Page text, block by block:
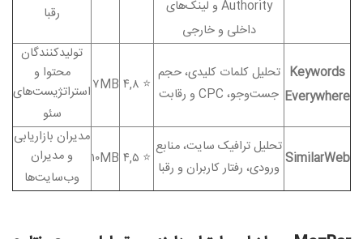
Authority و لینک‌های
داخلی و خارجی
رقبا
Keywords
Everywhere
تحلیل کلمات کلیدی، حجم
جست‌وجو، CPC و رقابت ⭐ ۷MB
تولیدکنندگان
محتوا و
استراتژیست‌های
سئو
SimilarWeb
تحلیل ترافیک سایت، منابع
ورودی، رفتار کاربران و رقبا ⭐ ۱۰MB
مدیران بازاریابی
و مدیران
وب‌سایت‌ها